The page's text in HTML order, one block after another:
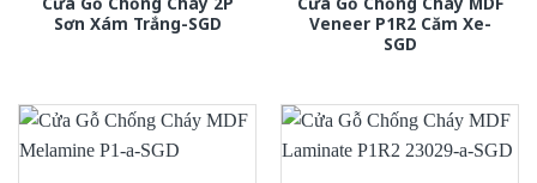
Sơn Xám Trắng-SGD
Veneer P1R2 Căm Xe-
SGD